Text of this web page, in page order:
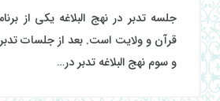
جلسه تدبر در نهج البلاغه یکی از
قرآن و ولایت است. بعد از جلسات
و سوم نهج البلاغه تدبر در…